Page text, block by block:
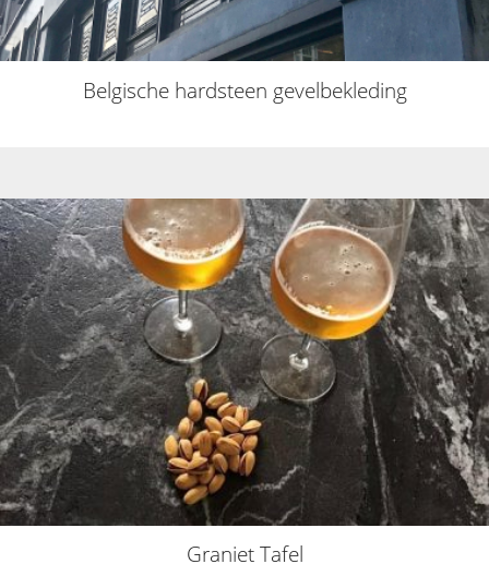
Belgische hardsteen gevelbekleding
Graniet Tafel